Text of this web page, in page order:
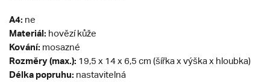
A4: ne
Materiál: hovězí kůže
Kování: mosazné
Rozměry (max.): 19,5 x 14 x 6,5 cm (šířka x výška x hloubka)
Délka popruhu: nastavitelná